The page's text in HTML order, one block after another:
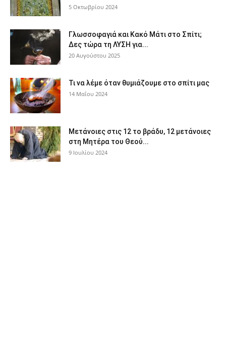
5 Οκτωβρίου 2024
Γλωσσοφαγιά και Κακό Μάτι στο Σπίτι;
Δες τώρα τη ΛΥΣΗ για...
20 Αυγούστου 2025
Τι να λέμε όταν θυμιάζουμε στο σπίτι μας
14 Μαΐου 2024
Μετάνοιες στις 12 το βράδυ, 12 μετάνοιες
στη Μητέρα του Θεού...
9 Ιουλίου 2024